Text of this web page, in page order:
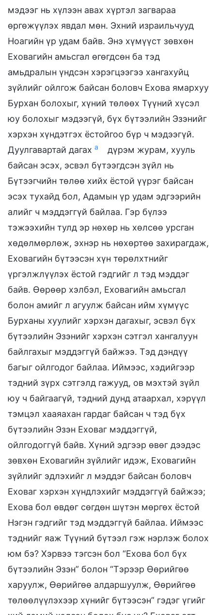
мэдээг нь хүлээн авах хүртэл загвараа
өргөжүүлэх явдал мөн. Эхний израильчууд
Ноагийн үр удам байв. Энэ хүмүүст зөвхөн
Еховагийн амьсгал өгөгдсөн ба тэд
амьдралын үндсэн хэрэгцээгээ хангахуйц
зүйлийг ойлгож байсан боловч Ехова ямархуу
Бурхан болохыг, хүний төлөөх Түүний хүсэл
юу болохыг мэдээгүй, бүх бүтээлийн Эзэнийг
хэрхэн хүндэтгэх ёстойгоо бүр ч мэдээгүй.
Дуулгавартай дагах а
дүрэм журам, хууль
байсан эсэх, эсвэл бүтээгдсэн зүйл нь
Бүтээгчийн төлөө хийх ёстой үүрэг байсан
эсэх тухайд бол, Адамын үр удам эдгээрийн
алийг ч мэддэггүй байлаа. Гэр бүлээ
тэжээхийн тулд эр нөхөр нь хөлсөө урсган
хөдөлмөрлөж, эхнэр нь нөхөртөө захирагдаж,
Еховагийн бүтээсэн хүн төрөлхтнийг
үргэлжлүүлэх ёстой гэдгийг л тэд мэддэг
байв. Өөрөөр хэлбэл, Еховагийн амьсгал
болон амийг л агуулж байсан ийм хүмүүс
Бурханы хуулийг хэрхэн дагахыг, эсвэл бүх
бүтээлийн Эзэнийг хэрхэн сэтгэл хангалуун
байлгахыг мэддэггүй байжээ. Тэд дэндүү
багыг ойлгодог байлаа. Иймээс, хэдийгээр
тэдний зүрх сэтгэлд гажууд, ов мэхтэй зүйл
юу ч байгаагүй, тэдний дунд атаархал, хэрүүл
тэмцэл хааяахан гардаг байсан ч тэд бүх
бүтээлийн Эзэн Еховаг мэддэггүй,
ойлгодоггүй байв. Хүний эдгээр өвөг дээдэс
зөвхөн Еховагийн зүйлийг идэж, Еховагийн
зүйлийг эдлэхийг л мэддэг байсан боловч
Еховаг хэрхэн хүндлэхийг мэддэггүй байжээ;
Ехова бол өвдөг сөгдөн шүтэн мөргөх ёстой
Нэгэн гэдгийг тэд мэддэггүй байлаа. Иймээс
тэднийг яаж Түүний бүтээл гэж нэрлэж болох
юм бэ? Хэрвээ тэгсэн бол “Ехова бол бүх
бүтээлийн Эзэн” болон “Тэрээр Өөрийгөө
харуулж, Өөрийгөө алдаршуулж, Өөрийгөө
төлөөлүүлэхээр хүнийг бүтээсэн” гэдэг үгийг